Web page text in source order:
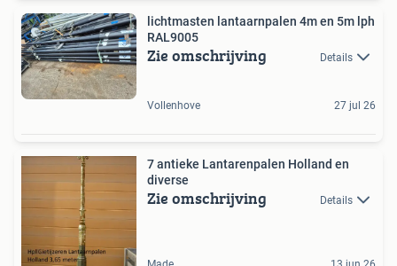
lichtmasten lantaarnpalen 4m en 5m lph
RAL9005
Zie omschrijving Details
Vollenhove 27 jul 26
7 antieke Lantarenpalen Holland en
diverse
Zie omschrijving Details